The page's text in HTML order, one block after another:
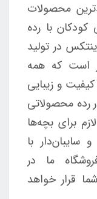
محصولات
با رده
اینتکس در تولید
است که همه
و زیبایی
رده محصولاتی
برای بچه‌ها
سایبان‌دار با
ما در
قرار خواهد